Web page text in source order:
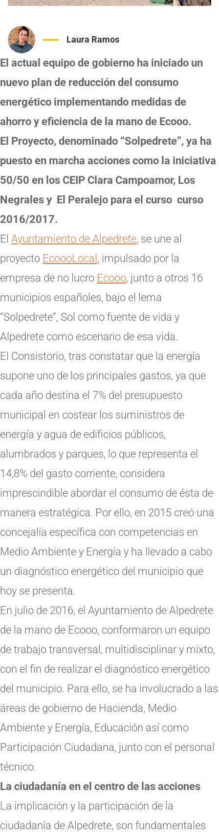
Laura Ramos
El actual equipo de gobierno ha iniciado un
nuevo plan de reducción del consumo
energético implementando medidas de
ahorro y eficiencia de la mano de Ecooo.
El Proyecto, denominado “Solpedrete”, ya ha
puesto en marcha acciones como la iniciativa
50/50 en los CEIP Clara Campoamor, Los
Negrales y El Peralejo para el curso curso
2016/2017.
El Ayuntamiento de Alpedrete, se une al
proyecto EcoooLocal , impulsado por la
empresa de no lucro Ecooo, junto a otros 16
municipios españoles, bajo el lema
“Solpedrete”, Sol como fuente de vida y
Alpedrete como escenario de esa vida.
El Consistorio, tras constatar que la energía
supone uno de los principales gastos, ya que
cada año destina el 7% del presupuesto
municipal en costear los suministros de
energía y agua de edificios públicos,
alumbrados y parques, lo que representa el
14,8% del gasto corriente, considera
imprescindible abordar el consumo de ésta de
manera estratégica. Por ello, en 2015 creó una
concejalía específica con competencias en
Medio Ambiente y Energía y ha llevado a cabo
un diagnóstico energético del municipio que
hoy se presenta.
En julio de 2016, el Ayuntamiento de Alpedrete
de la mano de Ecooo, conformaron un equipo
de trabajo transversal, multidisciplinar y mixto,
con el fin de realizar el diagnóstico energético
del municipio. Para ello, se ha involucrado a las
áreas de gobierno de Hacienda, Medio
Ambiente y Energía, Educación así como
Participación Ciudadana, junto con el personal
técnico.
La ciudadanía en el centro de las acciones
La implicación y la participación de la
ciudadanía de Alpedrete, son fundamentales